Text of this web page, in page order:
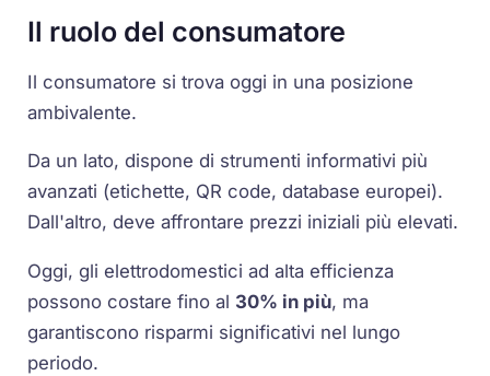
Il ruolo del consumatore
Il consumatore si trova oggi in una posizione
ambivalente.
Da un lato, dispone di strumenti informativi più
avanzati (etichette, QR code, database europei).
Dall'altro, deve affrontare prezzi iniziali più elevati.
Oggi, gli elettrodomestici ad alta efficienza
possono costare fino al 30% in più, ma
garantiscono risparmi significativi nel lungo
periodo.